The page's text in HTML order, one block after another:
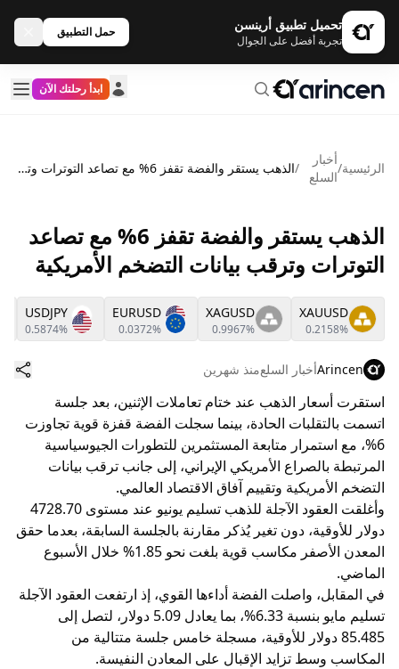
تحميل تطبيق أرينسن
تجربة أفضل على الجوال
حمل التطبيق
ابدأ رحلتك الآن
الرئيسية/
أخبار
السلع
/ الذهب يستقر والفضة تقفز 6% مع تصاعد التوترات وترقب بيانات التضخم الأمريكية
الذهب يستقر والفضة تقفز 6% مع تصاعد
التوترات وترقب بيانات التضخم الأمريكية
XAUUSD
0.2158%
XAGUSD
0.9967%
EURUSD
0.0372%
USDJPY
0.5874%
Arincenأخبار السلعمنذ شهرين
استقرت أسعار الذهب عند ختام تعاملات الإثنين، بعد جلسة
اتسمت بالتقلبات الحادة، بينما سجلت الفضة قفزة قوية تجاوزت
6%، مع استمرار متابعة المستثمرين للتطورات الجيوسياسية
المرتبطة بالصراع الأمريكي الإيراني، إلى جانب ترقب بيانات
التضخم الأمريكية وتقييم آفاق الاقتصاد العالمي.
وأغلقت العقود الآجلة للذهب تسليم يونيو عند مستوى 4728.70
دولار للأوقية، دون تغير يُذكر مقارنة بالجلسة السابقة، بعدما حقق
المعدن الأصفر مكاسب قوية بلغت نحو 1.85% خلال الأسبوع
الماضي.
في المقابل، واصلت الفضة أداءها القوي، إذ ارتفعت العقود الآجلة
تسليم مايو بنسبة 6.33%، بما يعادل 5.09 دولار، لتصل إلى
85.485 دولار للأوقية، مسجلة خامس جلسة متتالية من
المكاسب وسط تزايد الإقبال على المعادن النفيسة.